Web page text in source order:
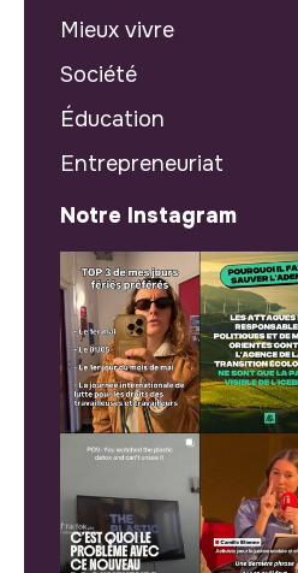
Mieux vivre
Société
Éducation
Entrepreneuriat
Notre Instagram